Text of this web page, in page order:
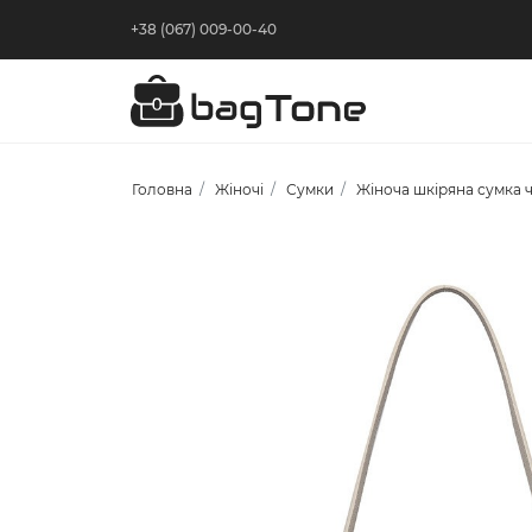
+38 (067) 009-00-40
Головна Жіночі Сумки Жіноча шкіряна сумка